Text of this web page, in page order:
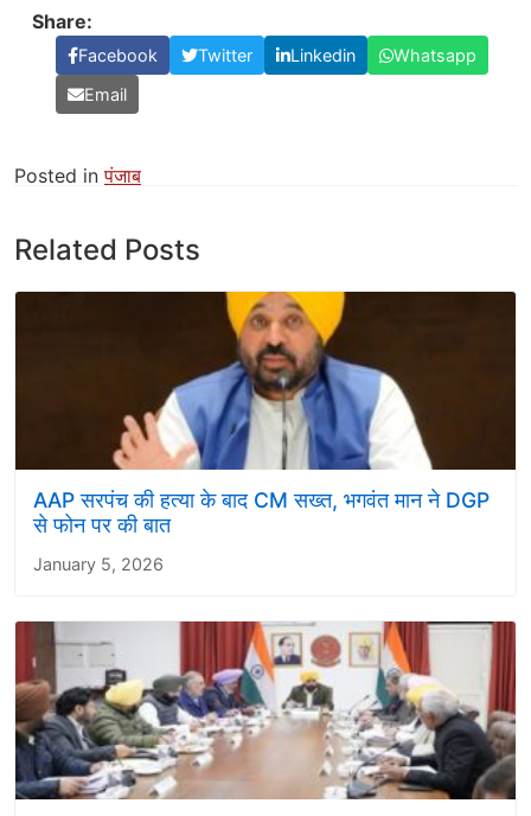
Share:
Facebook Twitter Linkedin
Whatsapp
Email
Posted inपंजाब
Related Posts
AAP सरपंच की हत्या के बाद CM सख्त, भगवंत मान ने DGP
से फोन पर की बात
January 5, 2026